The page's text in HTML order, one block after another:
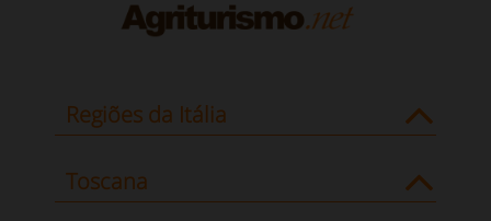
Regiões da Itália
Toscana